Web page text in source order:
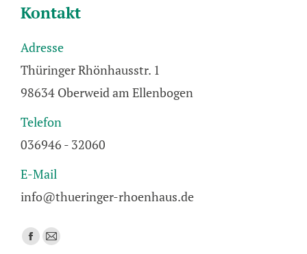
Kontakt
Adresse
Thüringer Rhönhausstr. 1
98634 Oberweid am Ellenbogen
Telefon
036946 - 32060
E-Mail
info@thueringer-rhoenhaus.de
Finden Sie uns auf:
Facebook
E-